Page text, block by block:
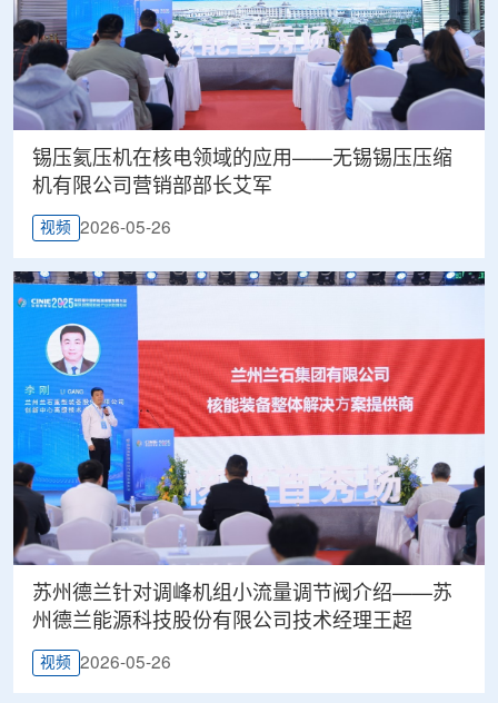
锡压氦压机在核电领域的应用——无锡锡压压缩
机有限公司营销部部长艾军
视频 2026-05-26
苏州德兰针对调峰机组小流量调节阀介绍——苏
州德兰能源科技股份有限公司技术经理王超
视频 2026-05-26